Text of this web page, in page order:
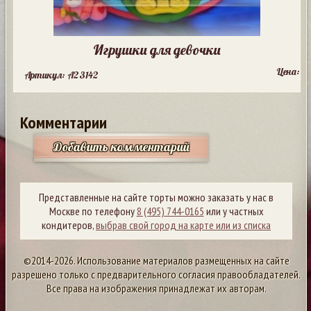
Игрушки для девочки
Артикул: A23142 Цена:
Комментарии
Добавить комментарий
Представленные на сайте торты можно заказать у нас в
Москве по телефону8 (495) 744-0165 или у частных
кондитеров,выбрав свой город на карте или из списка
©2014-2026. Использование материалов размещенных на сайте
разрешено только с предварительного согласия правообладателей.
Все права на изображения принадлежат их авторам.